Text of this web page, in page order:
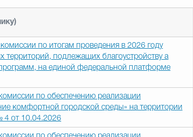
по итогам проведения в 2026 году
территорий, подлежащих благоустройству а
на единой федеральной платформе
по обеспечению реализации
комфортной городской среды» на территории
4 от 10.04.2026